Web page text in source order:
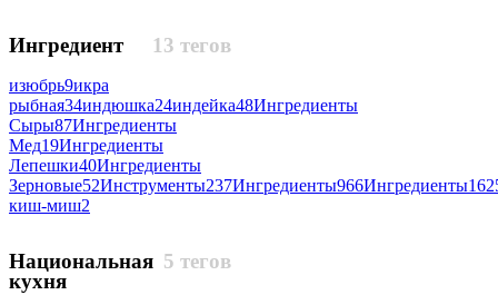
13 тегов
Ингредиент
изюбрь9икра
рыбная34индюшка24индейка48Ингредиенты
Сыры87Ингредиенты
Мед19Ингредиенты
Лепешки40Ингредиенты
Зерновые52Инструменты237Ингредиенты966Ингредиенты
киш-миш2
5 тегов
Национальная
кухня